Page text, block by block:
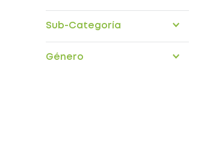
Sub-Categoría
Género